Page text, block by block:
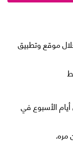
موقع وتطبيق
الأسبوع في
مره.